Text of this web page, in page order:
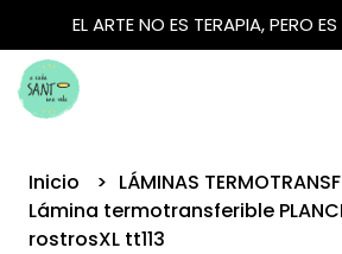
EL ARTE NO ES TERAPIA, PERO
Inicio
LÁMINAS
Lámina termotransferible
rostrosXL tt113